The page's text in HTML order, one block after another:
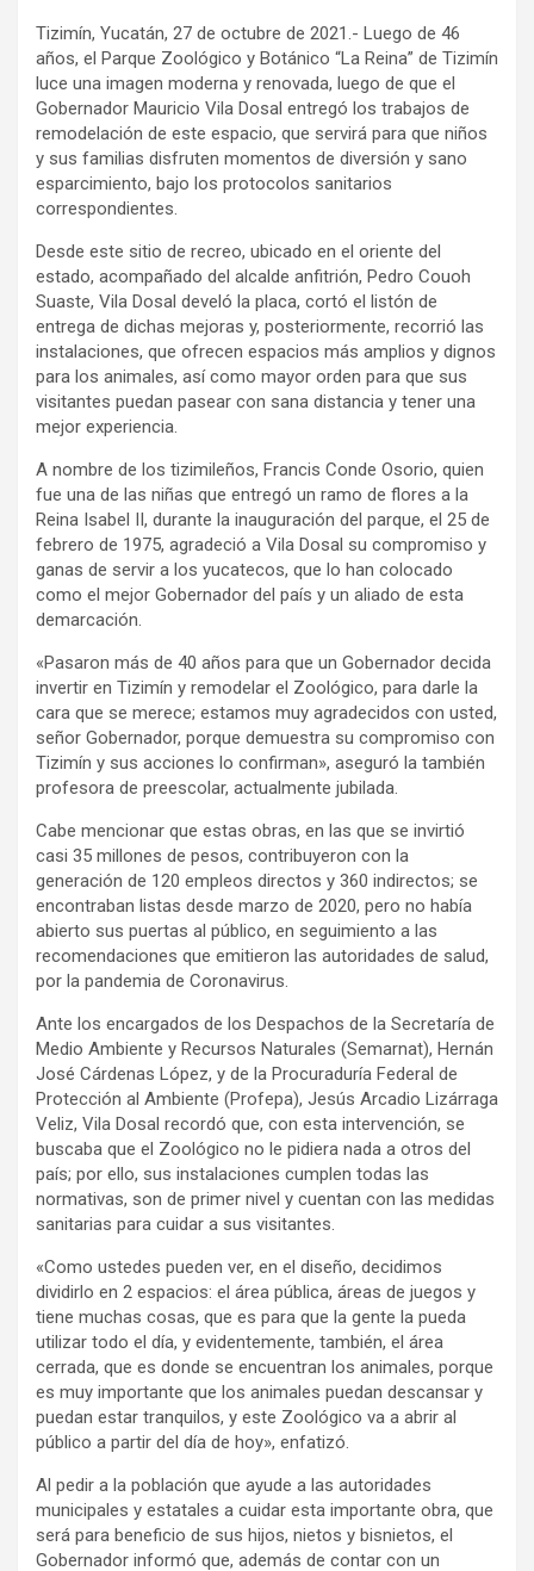
Tizimín, Yucatán, 27 de octubre de 2021.- Luego de 46
años, el Parque Zoológico y Botánico “La Reina” de Tizimín
luce una imagen moderna y renovada, luego de que el
Gobernador Mauricio Vila Dosal entregó los trabajos de
remodelación de este espacio, que servirá para que niños
y sus familias disfruten momentos de diversión y sano
esparcimiento, bajo los protocolos sanitarios
correspondientes.
Desde este sitio de recreo, ubicado en el oriente del
estado, acompañado del alcalde anfitrión, Pedro Couoh
Suaste, Vila Dosal develó la placa, cortó el listón de
entrega de dichas mejoras y, posteriormente, recorrió las
instalaciones, que ofrecen espacios más amplios y dignos
para los animales, así como mayor orden para que sus
visitantes puedan pasear con sana distancia y tener una
mejor experiencia.
A nombre de los tizimileños, Francis Conde Osorio, quien
fue una de las niñas que entregó un ramo de flores a la
Reina Isabel II, durante la inauguración del parque, el 25 de
febrero de 1975, agradeció a Vila Dosal su compromiso y
ganas de servir a los yucatecos, que lo han colocado
como el mejor Gobernador del país y un aliado de esta
demarcación.
«Pasaron más de 40 años para que un Gobernador decida
invertir en Tizimín y remodelar el Zoológico, para darle la
cara que se merece; estamos muy agradecidos con usted,
señor Gobernador, porque demuestra su compromiso con
Tizimín y sus acciones lo confirman», aseguró la también
profesora de preescolar, actualmente jubilada.
Cabe mencionar que estas obras, en las que se invirtió
casi 35 millones de pesos, contribuyeron con la
generación de 120 empleos directos y 360 indirectos; se
encontraban listas desde marzo de 2020, pero no había
abierto sus puertas al público, en seguimiento a las
recomendaciones que emitieron las autoridades de salud,
por la pandemia de Coronavirus.
Ante los encargados de los Despachos de la Secretaría de
Medio Ambiente y Recursos Naturales (Semarnat), Hernán
José Cárdenas López, y de la Procuraduría Federal de
Protección al Ambiente (Profepa), Jesús Arcadio Lizárraga
Veliz, Vila Dosal recordó que, con esta intervención, se
buscaba que el Zoológico no le pidiera nada a otros del
país; por ello, sus instalaciones cumplen todas las
normativas, son de primer nivel y cuentan con las medidas
sanitarias para cuidar a sus visitantes.
«Como ustedes pueden ver, en el diseño, decidimos
dividirlo en 2 espacios: el área pública, áreas de juegos y
tiene muchas cosas, que es para que la gente la pueda
utilizar todo el día, y evidentemente, también, el área
cerrada, que es donde se encuentran los animales, porque
es muy importante que los animales puedan descansar y
puedan estar tranquilos, y este Zoológico va a abrir al
público a partir del día de hoy», enfatizó.
Al pedir a la población que ayude a las autoridades
municipales y estatales a cuidar esta importante obra, que
será para beneficio de sus hijos, nietos y bisnietos, el
Gobernador informó que, además de contar con un